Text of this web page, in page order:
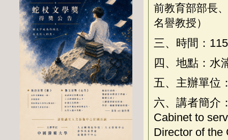
前教育部部長
名譽教授）
三、時間：
四、地點：水
五、主辦單位
六、講者簡介
Cabinet to
Director of the